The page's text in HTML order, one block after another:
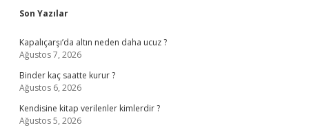
Sidebar
Son Yazılar
Kapalıçarşı’da altın neden daha ucuz ?
Ağustos 7, 2026
Binder kaç saatte kurur ?
Ağustos 6, 2026
Kendisine kitap verilenler kimlerdir ?
Ağustos 5, 2026